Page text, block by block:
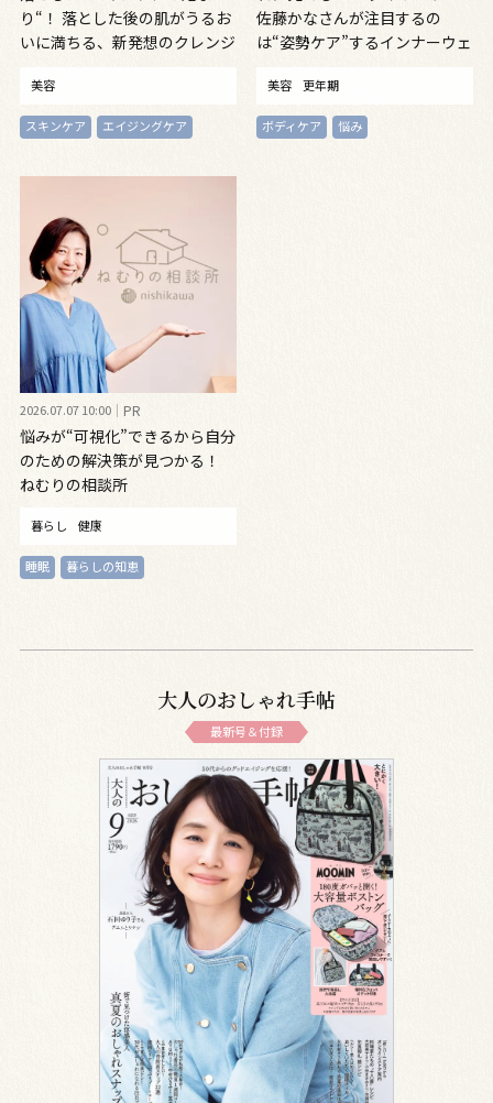
り“！ 落とした後の肌がうるお
いに満ちる、新発想のクレンジ
美容
スキンケア エイジングケア
佐藤かなさんが注目するの
は“姿勢ケア”するインナーウェ
美容 更年期
ボディケア 悩み
2026.07.07 10:00 PR
悩みが“可視化”できるから自分
のための解決策が見つかる！
ねむりの相談所
暮らし 健康
睡眠 暮らしの知恵
大人のおしゃれ手帖
最新号＆付録